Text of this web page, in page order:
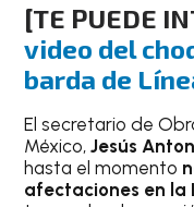
[TE PUEDE
video del
barda de
El secretario de
México,Jesús
hasta el momento
afectaciones en la